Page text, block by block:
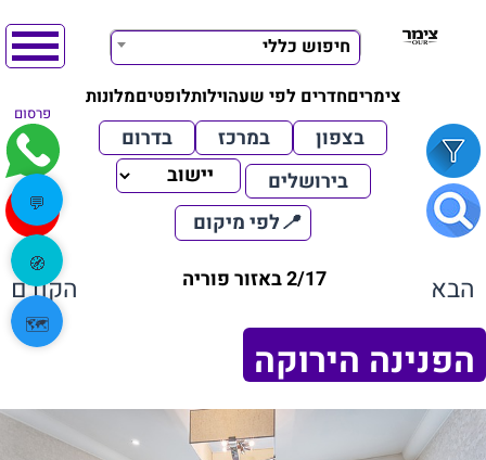
חיפוש כללי
צימריםחדרים לפי שעהוילותלופטיםמלונות
פרסום
בצפון במרכז
בדרום
בירושלים
📍לפי מיקום
הבא 2/17 באזור פוריה הקודם
הפנינה הירוקה
💬
🧭
🗺️